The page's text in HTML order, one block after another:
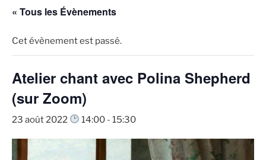
« Tous les Évènements
Cet évènement est passé.
Atelier chant avec Polina Shepherd
(sur Zoom)
23 août 2022 14:00 -15:30